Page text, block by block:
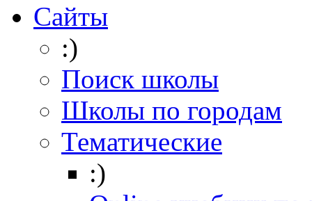
Сайты
:)
Поиск школы
Школы по городам
Тематические
:)